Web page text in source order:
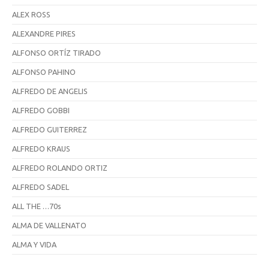
ALEX ROSS
ALEXANDRE PIRES
ALFONSO ORTÍZ TIRADO
ALFONSO PAHINO
ALFREDO DE ANGELIS
ALFREDO GOBBI
ALFREDO GUITERREZ
ALFREDO KRAUS
ALFREDO ROLANDO ORTIZ
ALFREDO SADEL
ALL THE …70s
ALMA DE VALLENATO
ALMA Y VIDA